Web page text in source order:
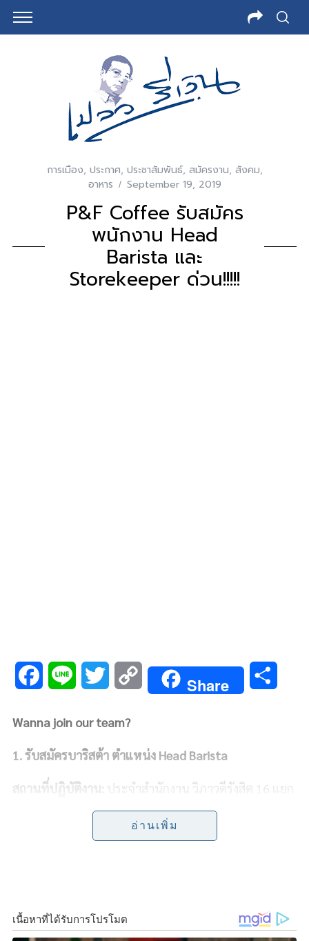
การเมือง, ประกาศ, ประชาสัมพันธ์, สมัครงาน, สังคม,
อาหาร
September 19, 2019
P&F Coffee รับสมัคร
พนักงาน Head
Barista และ
Storekeeper ด่วน!!!!!
c
e
b
n
e
i
t
e
r
y
L
i
n
Share
e
Wanna join our team?
1. รับสมัครบาริสต้า ตำแหน่ง Head Barista
สถานที่ปฏิบัติงาน:
ประจำสำนักงาน วิภาวดีรังสิต 16 แยก
ขึ้นกับความสามารถ เริ่มต้นที่ 2x,xxx-
ทำงาน วันละ 9 ชั่วโมง รวม พัก 1 ชั่วโมง
ชงและชิมกาแฟ, การประเมินรสชาติกาแฟ
อ่านเพิ่ม